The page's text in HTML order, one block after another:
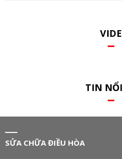
TIN
SỬA CHỮA ĐIỀU HÒA